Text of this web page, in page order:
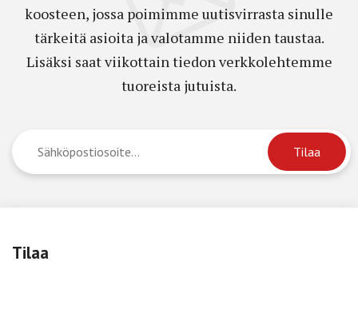
koosteen, jossa poimimme uutisvirrasta sinulle
tärkeitä asioita ja valotamme niiden taustaa.
Lisäksi saat viikottain tiedon verkkolehtemme
tuoreista jutuista.
Tilaa